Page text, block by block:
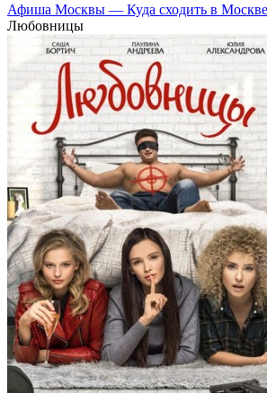
Афиша Москвы — Куда сходить в Москве
Любовницы